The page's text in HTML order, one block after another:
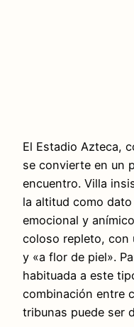
El Estadio Azteca,
se convierte en un
encuentro. Villa
la altitud como
emocional y
coloso repleto, con
y «a flor de piel».
habituada a este
combinación entre
tribunas puede ser